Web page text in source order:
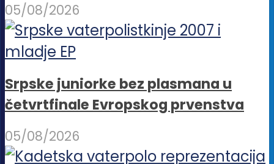
05/08/2026
Srpske juniorke bez plasmana u
četvrtfinale Evropskog prvenstva
05/08/2026